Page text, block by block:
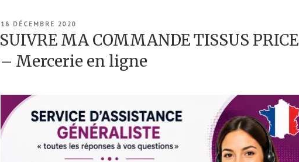
PUBLIÉ
LE
18 DÉCEMBRE 2020
SUIVRE MA COMMANDE TISSUS PRICE
– Mercerie en ligne